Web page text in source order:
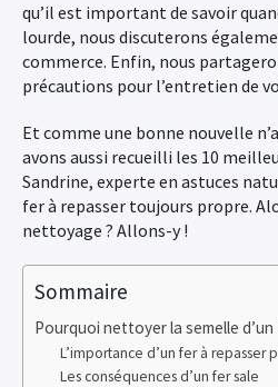
qu’il est important de savoir
lourde, nous discuterons
commerce. Enfin, nous
précautions pour l’entretien de
Et comme une bonne nouvelle
avons aussi recueilli les 10
Sandrine, experte en astuces
fer à repasser toujours propre.
nettoyage ? Allons-y !
Sommaire
Pourquoi nettoyer la semelle d’un
L’importance d’un fer à repasser
Les conséquences d’un fer sale